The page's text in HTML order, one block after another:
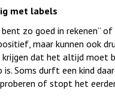
met labels
zo goed in rekenen” of
maar kunnen ook
krijgen dat het altijd moet
Soms durft een kind
of stopt het